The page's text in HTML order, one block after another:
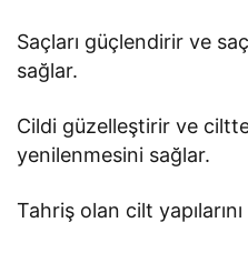
Saçları güçlendirir ve
sağlar.
Cildi güzelleştirir ve
yenilenmesini sağlar.
Tahriş olan cilt yapılarını